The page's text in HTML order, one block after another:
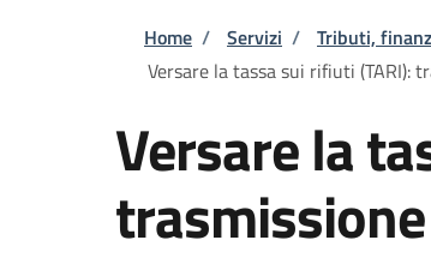
Briciole di
Home / Servizi / Tributi,
Versare la tassa sui rifiuti (TARI):
Versare la